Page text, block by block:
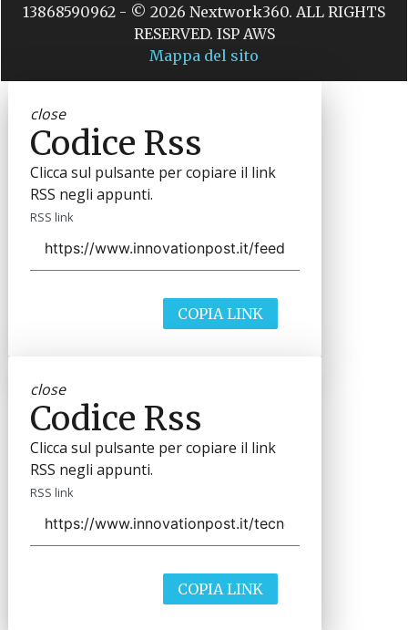
13868590962 - © 2026 Nextwork360. ALL RIGHTS
RESERVED. ISP AWS
Mappa del sito
close
Codice Rss
Clicca sul pulsante per copiare il link
RSS negli appunti.
RSS link
COPIA LINK
close
Codice Rss
Clicca sul pulsante per copiare il link
RSS negli appunti.
RSS link
COPIA LINK